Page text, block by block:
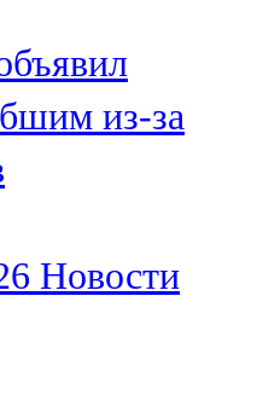
из-за
Новости